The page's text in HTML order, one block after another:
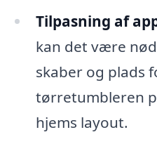
Tilpasning af
kan det være
skaber og plads
tørretumbleren
hjems layout.